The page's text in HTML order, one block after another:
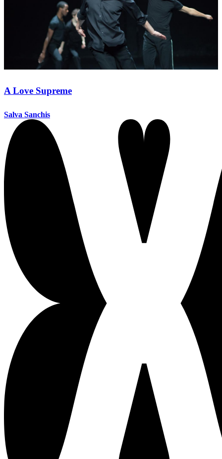
A Love Supreme
Salva Sanchis